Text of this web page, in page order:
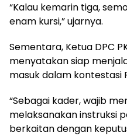
“Kalau kemarin tiga,
enam kursi,” ujarnya.
Sementara, Ketua DPC
menyatakan siap
masuk dalam kontestasi
“Sebagai kader, wajib
melaksanakan instruksi
berkaitan dengan